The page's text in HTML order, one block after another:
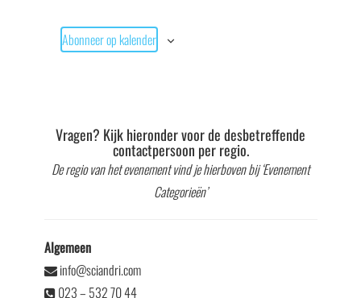
Abonneer op kalender
Vragen? Kijk hieronder voor de desbetreffende
contactpersoon per regio.
De regio van het evenement vind je hierboven bij ‘Evenement
Categorieën’
Algemeen
info@sciandri.com
023 – 532 70 44